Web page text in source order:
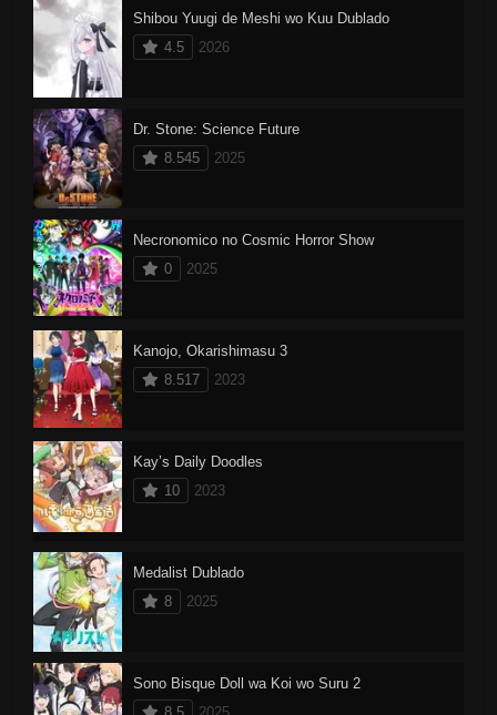
Shibou Yuugi de Meshi wo Kuu Dublado
4.5
2026
Dr. Stone: Science Future
8.545
2025
Necronomico no Cosmic Horror Show
0
2025
Kanojo, Okarishimasu 3
8.517
2023
Kay’s Daily Doodles
10
2023
Medalist Dublado
8
2025
Sono Bisque Doll wa Koi wo Suru 2